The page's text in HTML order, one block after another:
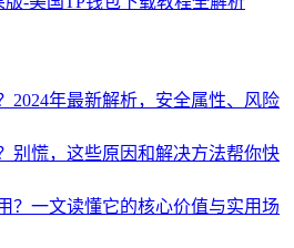
2024年最新解析，安全属性、风险
别慌，这些原因和解决方法帮你快
？一文读懂它的核心价值与实用场